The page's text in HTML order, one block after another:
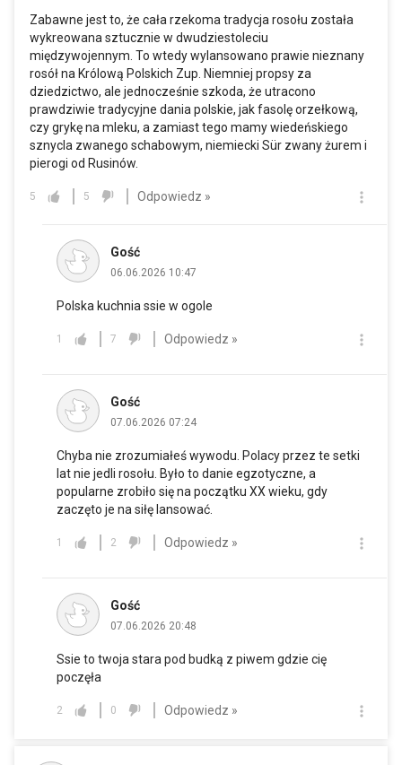
Zabawne jest to, że cała rzekoma tradycja rosołu została
wykreowana sztucznie w dwudziestoleciu
międzywojennym. To wtedy wylansowano prawie nieznany
rosół na Królową Polskich Zup. Niemniej propsy za
dziedzictwo, ale jednocześnie szkoda, że utracono
prawdziwie tradycyjne dania polskie, jak fasolę orzełkową,
czy grykę na mleku, a zamiast tego mamy wiedeńskiego
sznycla zwanego schabowym, niemiecki Sür zwany żurem i
pierogi od Rusinów.
5 5 Odpowiedz »
Gość
06.06.2026 10:47
Polska kuchnia ssie w ogole
1 7 Odpowiedz »
Gość
07.06.2026 07:24
Chyba nie zrozumiałeś wywodu. Polacy przez te setki
lat nie jedli rosołu. Było to danie egzotyczne, a
popularne zrobiło się na początku XX wieku, gdy
zaczęto je na siłę lansować.
1 2 Odpowiedz »
Gość
07.06.2026 20:48
Ssie to twoja stara pod budką z piwem gdzie cię
poczęła
2 0 Odpowiedz »